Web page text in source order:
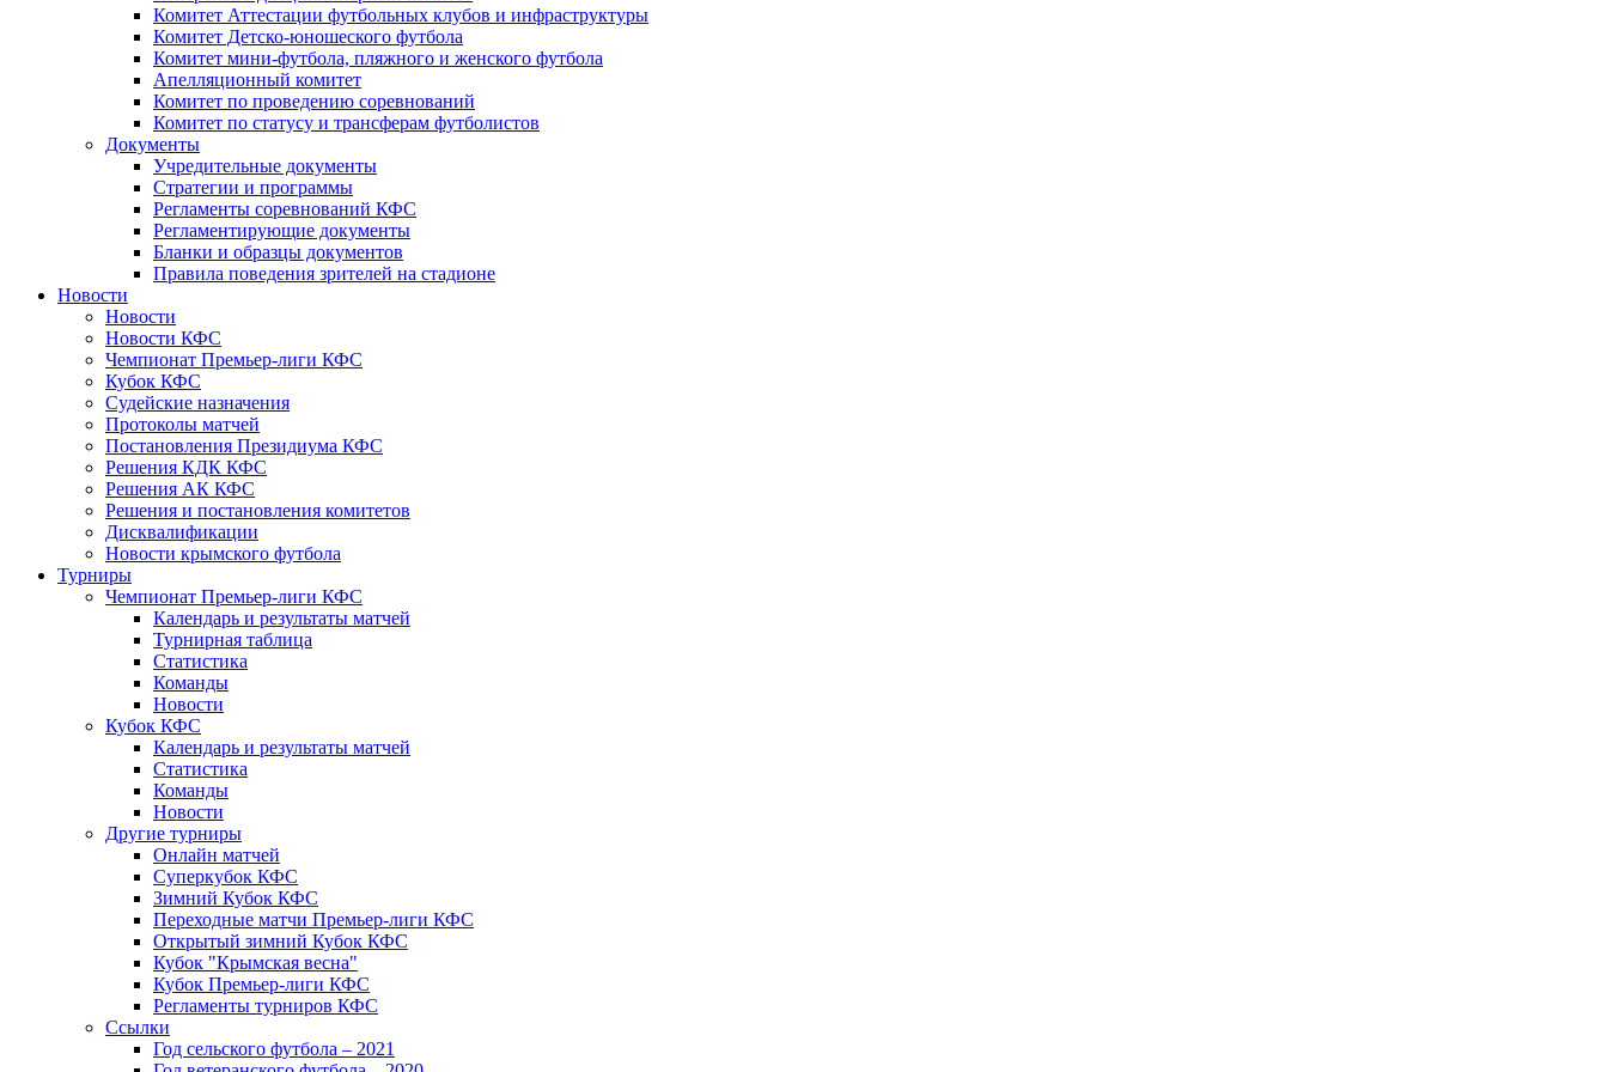
Комитет Аттестации футбольных клубов и инфраструктуры
Комитет Детско-юношеского футбола
Комитет мини-футбола, пляжного и женского футбола
Апелляционный комитет
Комитет по проведению соревнований
Комитет по статусу и трансферам футболистов
Документы
Учредительные документы
Стратегии и программы
Регламенты соревнований КФС
Регламентирующие документы
Бланки и образцы документов
Правила поведения зрителей на стадионе
Новости
Новости
Новости КФС
Чемпионат Премьер-лиги КФС
Кубок КФС
Судейские назначения
Протоколы матчей
Постановления Президиума КФС
Решения КДК КФС
Решения АК КФС
Решения и постановления комитетов
Дисквалификации
Новости крымского футбола
Турниры
Чемпионат Премьер-лиги КФС
Календарь и результаты матчей
Турнирная таблица
Статистика
Команды
Новости
Кубок КФС
Календарь и результаты матчей
Статистика
Команды
Новости
Другие турниры
Онлайн матчей
Суперкубок КФС
Зимний Кубок КФС
Переходные матчи Премьер-лиги КФС
Открытый зимний Кубок КФС
Кубок "Крымская весна"
Кубок Премьер-лиги КФС
Регламенты турниров КФС
Ссылки
Год сельского футбола – 2021